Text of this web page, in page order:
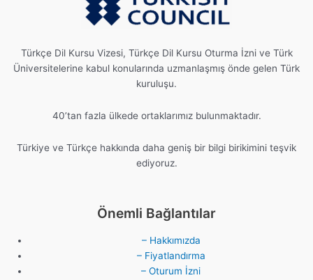
Türkçe Dil Kursu Vizesi, Türkçe Dil Kursu Oturma İzni ve Türk
Üniversitelerine kabul konularında uzmanlaşmış önde gelen Türk
kuruluşu.
40’tan fazla ülkede ortaklarımız bulunmaktadır.
Türkiye ve Türkçe hakkında daha geniş bir bilgi birikimini teşvik
ediyoruz.
Önemli Bağlantılar
– Hakkımızda
– Fiyatlandırma
– Oturum İzni